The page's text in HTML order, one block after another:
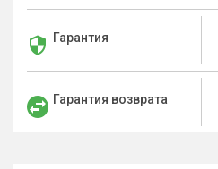
Гарантия
Гарантия возврата